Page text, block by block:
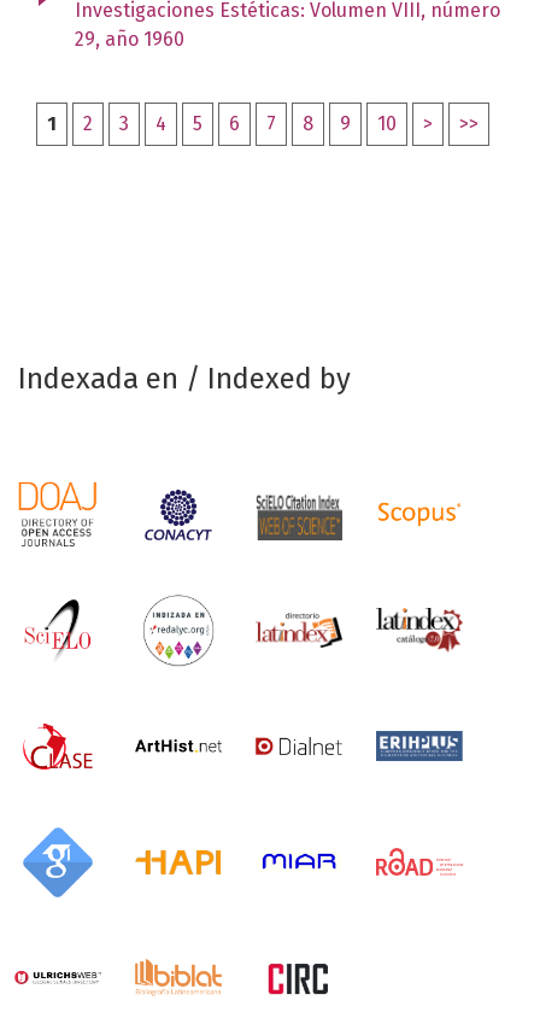
Investigaciones Estéticas: Volumen VIII, número
29, año 1960
1 2 3 4 5 6 7 8 9 10 > >>
Indexada en / Indexed by